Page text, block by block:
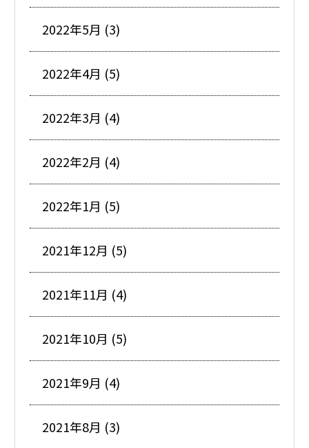
2022年5月 (3)
2022年4月 (5)
2022年3月 (4)
2022年2月 (4)
2022年1月 (5)
2021年12月 (5)
2021年11月 (4)
2021年10月 (5)
2021年9月 (4)
2021年8月 (3)